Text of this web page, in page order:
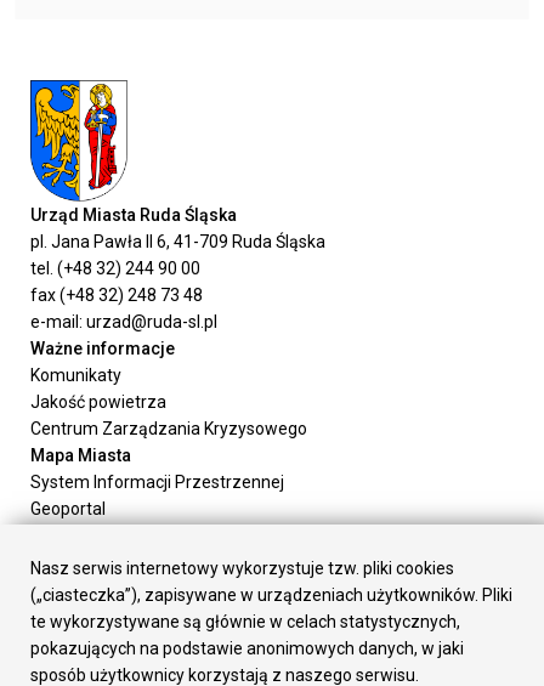
Urząd Miasta Ruda Śląska
pl. Jana Pawła II 6, 41-709 Ruda Śląska
tel. (+48 32) 244 90 00
fax (+48 32) 248 73 48
e-mail: urzad@ruda-sl.pl
Ważne informacje
Komunikaty
Jakość powietrza
Centrum Zarządzania Kryzysowego
Mapa Miasta
System Informacji Przestrzennej
Geoportal
Załatw sprawę
Prezydent Miasta
Rada Miasta
Wydziały
Elektroniczna Skrzynka Podawcza
Nasz serwis internetowy wykorzystuje tzw. pliki cookies
(„ciasteczka”), zapisywane w urządzeniach użytkowników. Pliki
te wykorzystywane są głównie w celach statystycznych,
pokazujących na podstawie anonimowych danych, w jaki
sposób użytkownicy korzystają z naszego serwisu.